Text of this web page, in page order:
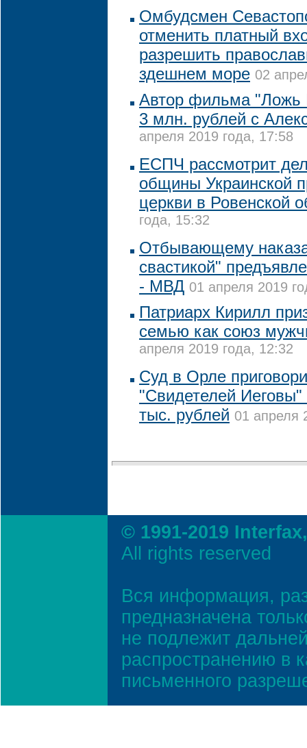
Омбудсмен
отменить платный
разрешить
здешнем море 02
Автор фильма "Ложь
3 млн. рублей с
апреля 2019 года, 17:58
ЕСПЧ рассмотрит
общины Украинской
церкви в Ровенской
года, 15:32
Отбывающему
свастикой"
- МВД 01 апреля 2019
Патриарх Кирилл
семью как союз
апреля 2019 года, 12:32
Суд в Орле
"Свидетелей
тыс. рублей 01 апреля
© 1991-2019
All rights reserved
Вся информация,
предназначена
не подлежит
распространению в
письменного